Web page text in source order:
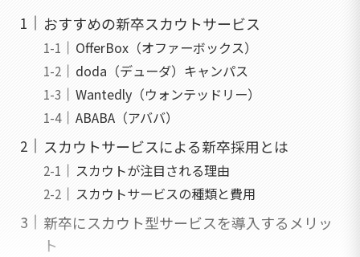
おすすめの新卒スカウトサービス
OfferBox（オファーボックス）
doda（デューダ）キャンパス
Wantedly（ウォンテッドリー）
ABABA（アババ）
スカウトサービスによる新卒採用とは
スカウトが注目される理由
スカウトサービスの種類と費用
新卒にスカウト型サービスを導入するメリッ
ト